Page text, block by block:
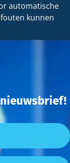
automatische
kunnen